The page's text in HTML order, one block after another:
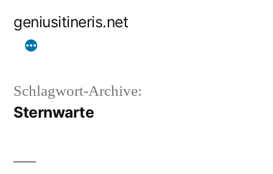
Inhalt
geniusitineris.net
Schlagwort-Archive:
Sternwarte